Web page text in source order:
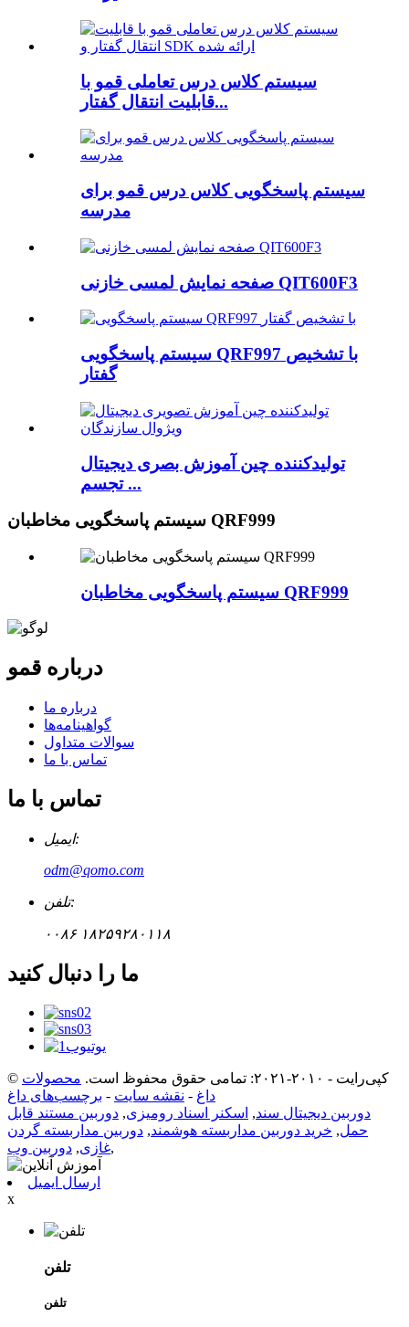
سیستم کلاس درس تعاملی قمو با
قابلیت انتقال گفتار...
سیستم پاسخگویی کلاس درس قمو برای
مدرسه
صفحه نمایش لمسی خازنی QIT600F3
سیستم پاسخگویی QRF997 با تشخیص
گفتار
تولیدکننده چین آموزش بصری دیجیتال
تجسم ...
سیستم پاسخگویی مخاطبان QRF999
سیستم پاسخگویی مخاطبان QRF999
درباره قمو
درباره ما
گواهینامه‌ها
سوالات متداول
تماس با ما
تماس با ما
ایمیل:
odm@qomo.com
تلفن:
۰۰۸۶ ۱۸۲۵۹۲۸۰۱۱۸
ما را دنبال کنید
© کپی‌رایت - ۲۰۱۰-۲۰۲۱: تمامی حقوق محفوظ است.
محصولات
داغ - نقشه سایت - برچسب‌های داغ
دوربین دیجیتال سند, اسکنر اسناد رومیزی, دوربین مستند قابل
حمل, خرید دوربین مداربسته هوشمند, دوربین مداربسته گردن
غازی, دوربین وب ,
ارسال ایمیل
x
تلفن
تلفن